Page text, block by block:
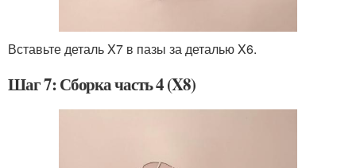
Вставьте деталь X7 в пазы за деталью X6.
Шаг 7: Сборка часть 4 (X8)